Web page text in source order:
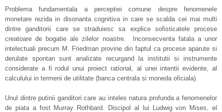
Problema fundamentala a perceptiei comune despre fenomenele
monetare rezida in disonanta cognitiva in care se scalda cei mai multi
dintre ganditorii care se straduiesc sa explice sofisticatele procese
creatoare de bogatie ale zilelor noastre. Inconsecventa fatala a unor
intelectuali precum M. Friedman provine din faptul ca procese aparute si
derulate spontan sunt analizate recurgand la institutii si instrumente
considerate a fi rodul unui proiect rational, al unei intentii evidente, al
calculului in termeni de utilitate (banca centrala si moneda oficiala).
Unul dintre putinii ganditori care au inteles natura profunda a fenomenelor
de piata a fost Murray Rothbard. Discipol al lui Ludwig von Mises, el